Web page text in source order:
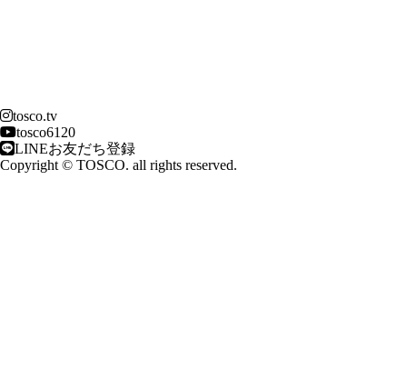
tosco.tv
tosco6120
LINEお友だち登録
Copyright © TOSCO. all rights reserved.